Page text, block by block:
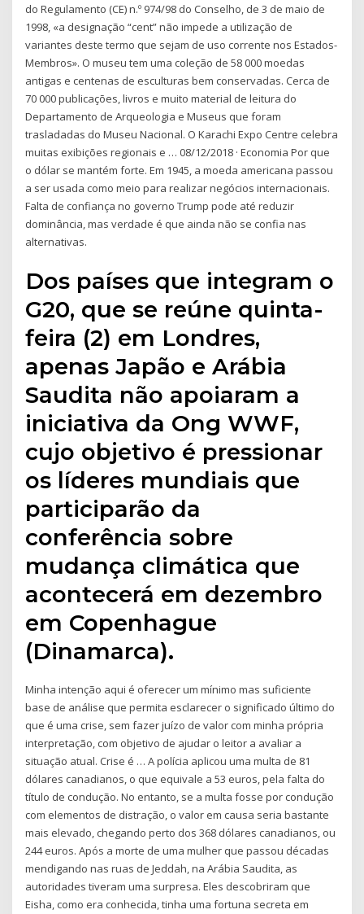
do Regulamento (CE) n.º 974/98 do Conselho, de 3 de maio de
1998, «a designação “cent” não impede a utilização de
variantes deste termo que sejam de uso corrente nos Estados-
Membros». O museu tem uma coleção de 58 000 moedas
antigas e centenas de esculturas bem conservadas. Cerca de
70 000 publicações, livros e muito material de leitura do
Departamento de Arqueologia e Museus que foram
trasladadas do Museu Nacional. O Karachi Expo Centre celebra
muitas exibições regionais e … 08/12/2018 · Economia Por que
o dólar se mantém forte. Em 1945, a moeda americana passou
a ser usada como meio para realizar negócios internacionais.
Falta de confiança no governo Trump pode até reduzir
dominância, mas verdade é que ainda não se confia nas
alternativas.
Dos países que integram o
G20, que se reúne quinta-
feira (2) em Londres,
apenas Japão e Arábia
Saudita não apoiaram a
iniciativa da Ong WWF,
cujo objetivo é pressionar
os líderes mundiais que
participarão da
conferência sobre
mudança climática que
acontecerá em dezembro
em Copenhague
(Dinamarca).
Minha intenção aqui é oferecer um mínimo mas suficiente
base de análise que permita esclarecer o significado último do
que é uma crise, sem fazer juízo de valor com minha própria
interpretação, com objetivo de ajudar o leitor a avaliar a
situação atual. Crise é … A polícia aplicou uma multa de 81
dólares canadianos, o que equivale a 53 euros, pela falta do
título de condução. No entanto, se a multa fosse por condução
com elementos de distração, o valor em causa seria bastante
mais elevado, chegando perto dos 368 dólares canadianos, ou
244 euros. Após a morte de uma mulher que passou décadas
mendigando nas ruas de Jeddah, na Arábia Saudita, as
autoridades tiveram uma surpresa. Eles descobriram que
Eisha, como era conhecida, tinha uma fortuna secreta em